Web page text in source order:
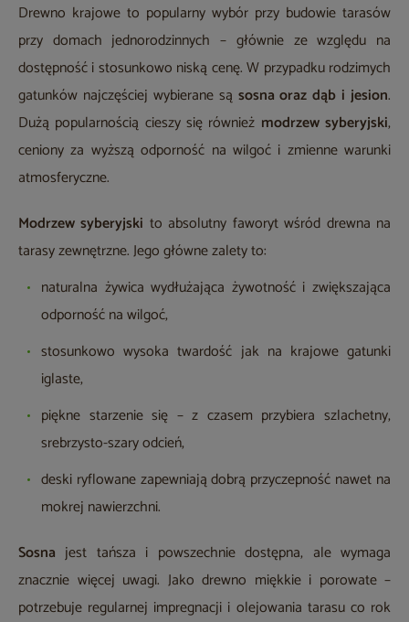
Drewno krajowe to popularny wybór przy budowie tarasów
przy domach jednorodzinnych – głównie ze względu na
dostępność i stosunkowo niską cenę. W przypadku rodzimych
gatunków najczęściej wybierane są sosna oraz dąb i jesion.
Dużą popularnością cieszy się również modrzew syberyjski,
ceniony za wyższą odporność na wilgoć i zmienne warunki
atmosferyczne.
Modrzew syberyjski to absolutny faworyt wśród drewna na
tarasy zewnętrzne. Jego główne zalety to:
naturalna żywica wydłużająca żywotność i zwiększająca
odporność na wilgoć,
stosunkowo wysoka twardość jak na krajowe gatunki
iglaste,
piękne starzenie się – z czasem przybiera szlachetny,
srebrzysto-szary odcień,
deski ryflowane zapewniają dobrą przyczepność nawet na
mokrej nawierzchni.
Sosna jest tańsza i powszechnie dostępna, ale wymaga
znacznie więcej uwagi. Jako drewno miękkie i porowate –
potrzebuje regularnej impregnacji i olejowania tarasu co rok